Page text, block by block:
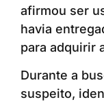
afirmou ser
havia
para adquirir
Durante a
suspeito,